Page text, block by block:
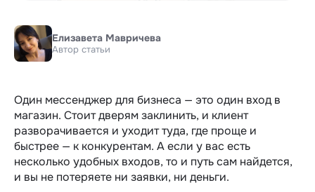
Елизавета Мавричева
Автор статьи
Один мессенджер для бизнеса — это один вход в
магазин. Стоит дверям заклинить, и клиент
разворачивается и уходит туда, где проще и
быстрее — к конкурентам. А если у вас есть
несколько удобных входов, то и путь сам найдется,
и вы не потеряете ни заявки, ни деньги.